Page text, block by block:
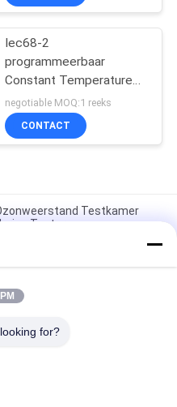
Iec68-2
programmeerbaar
Constant Temperature
And Humidity Machine
negotiable MOQ:1 reeks
CONTACT
Testkamer
Tester
constante temperatuur en
Milieutestkamer
Materiaal Op
for?